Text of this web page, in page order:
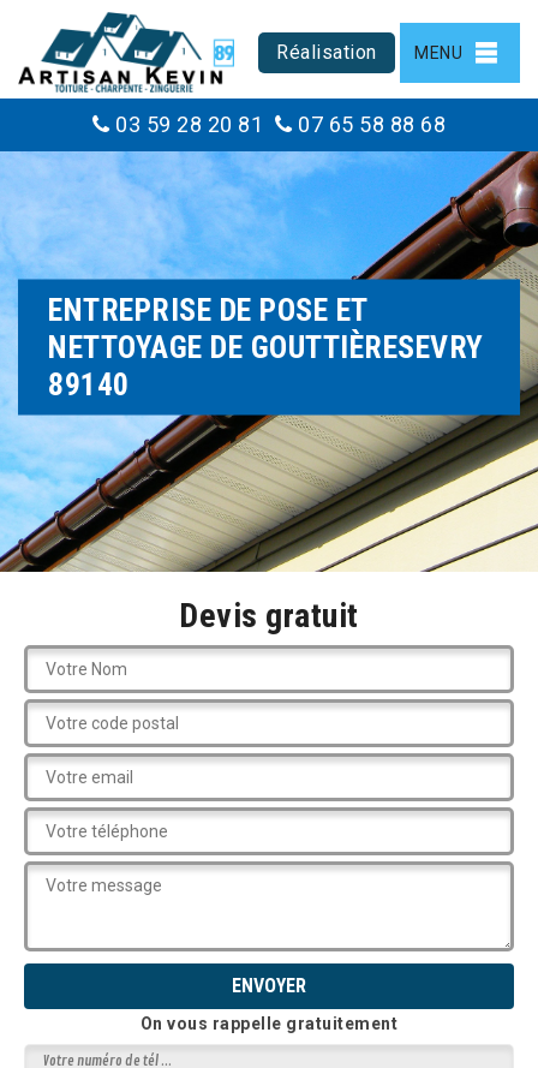
Réalisation MENU
03 59 28 20 81 07 65 58 88 68
ENTREPRISE DE POSE ET
NETTOYAGE DE GOUTTIÈRESEVRY
89140
Devis gratuit
On vous rappelle gratuitement